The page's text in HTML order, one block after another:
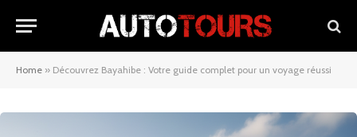
Home » Découvrez Bayahibe : Votre guide complet pour un voyage réussi